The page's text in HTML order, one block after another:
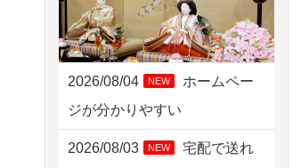
神奈川の方からお申込み
2026/08/04 17:34
西亀有の方からお申込み
2026/08/04 15:40
千葉県の方からお申込み
2026/08/04 NEW
ホームペー
ジが分かりやすい
2026/08/03 NEW
宅配で送れ